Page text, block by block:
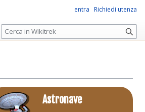
Astronave
entra Richiedi utenza
R
i
r
c
a